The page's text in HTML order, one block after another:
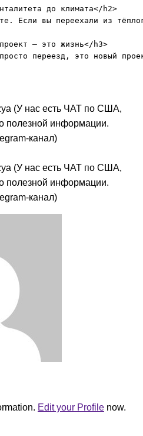
до климата</h2>
Если вы переехали из
— это жизнь</h3>
(У нас есть ЧАТ по США,
полезной информации.
канал)
(У нас есть ЧАТ по США,
полезной информации.
канал)
Edit your Profile now.